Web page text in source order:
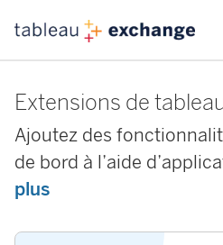
Extensions de
Ajoutez des
de bord à l’aide
plus